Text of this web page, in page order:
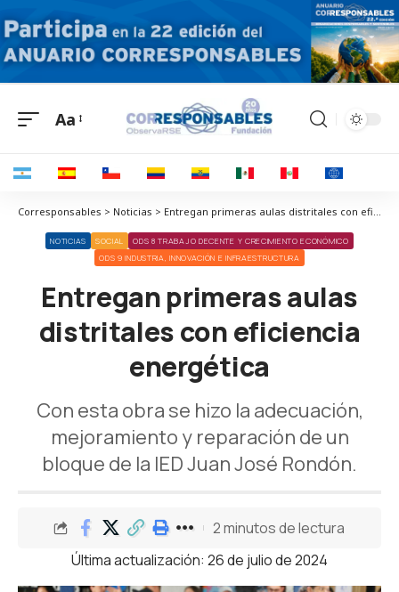
Aa
Corresponsables > Noticias > Entregan primeras aulas distritales con eficiencia energética
NOTICIAS SOCIAL
ODS 8 TRABAJO DECENTE Y CRECIMIENTO ECONÓMICO
ODS 9 INDUSTRIA, INNOVACIÓN E INFRAESTRUCTURA
Entregan primeras aulas
distritales con eficiencia
energética
Con esta obra se hizo la adecuación,
mejoramiento y reparación de un
bloque de la IED Juan José Rondón.
Última actualización: 26 de julio de 2024
2 minutos de lectura